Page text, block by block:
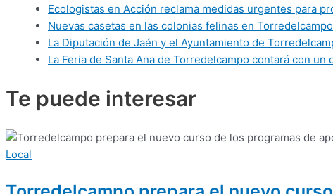
Ecologistas en Acción reclama medidas urgentes para
Nuevas casetas en las colonias felinas en
La Diputación de Jaén y el Ayuntamiento de
La Feria de Santa Ana de Torredelcampo contará con
Te puede interesar
Local